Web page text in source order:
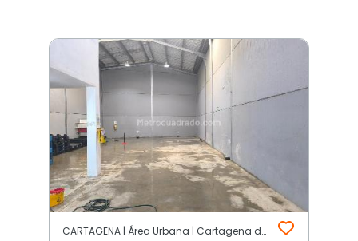
CARTAGENA | Área Urbana | Cartagena de Indias